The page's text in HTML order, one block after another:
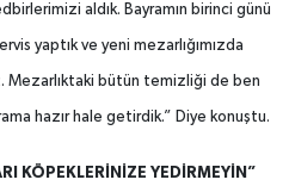
aldık. Bayramın birinci günü
yaptık ve yeni mezarlığımızda
Mezarlıktaki bütün temizliği de ben
hazır hale getirdik.” Diye konuştu.
KÖPEKLERİNİZE YEDİRMEYİN”